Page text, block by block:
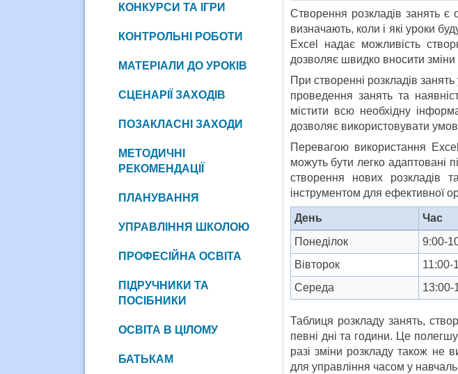
Створення розкладів занять є
визначають, коли і які уроки
Excel надає можливість
дозволяє швидко вносити зміни
При створенні розкладів
проведення занять та
містити всю необхідну
дозволяє використовувати
Перевагою використання
можуть бути легко адаптовані
створення нових розкладів
інструментом для ефективної
День Час
Понеділок
9:00-
Вівторок
11:00-
Середа
13:00-
Таблиця розкладу занять,
певні дні та години. Це
разі зміни розкладу також не
для управління часом у
КОНКУРСИ ТА ІГРИ
КОНТРОЛЬНІ РОБОТИ
МАТЕРІАЛИ ДО УРОКІВ
СЦЕНАРІЇ ЗАХОДІВ
ПОЗАКЛАСНІ ЗАХОДИ
МЕТОДИЧНІ
РЕКОМЕНДАЦІЇ
ПЛАНУВАННЯ
УПРАВЛІННЯ ШКОЛОЮ
ПРОФЕСІЙНА ОСВІТА
ПІДРУЧНИКИ ТА
ПОСІБНИКИ
ОСВІТА В ЦІЛОМУ
БАТЬКАМ